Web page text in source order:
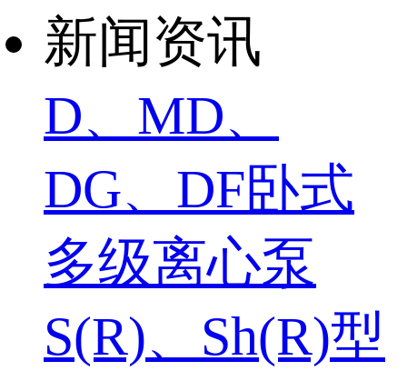
新闻资讯
D、MD、
DG、DF卧式
多级离心泵
S(R)、Sh(R)型